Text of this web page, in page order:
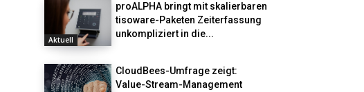
Aktuell
proALPHA bringt mit skalierbaren
tisoware-Paketen Zeiterfassung
unkompliziert in die...
CloudBees-Umfrage zeigt:
Value-Stream-Management